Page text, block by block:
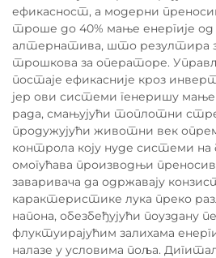
ефикасност, а модерни
троше до 40% мање енергије
алтернатива, што резултира
трошкова за операторе.
постаје ефикасније кроз
јер ови системи генеришу
рада, смањујући топлотни
продужујући животни век
контрола коју нуде системи
омогућава производњи
заваривача да одржавају
карактеристике лука преко
напона, обезбеђујући поуздану
флуктуирајућим залихама
налазе у условима поља.